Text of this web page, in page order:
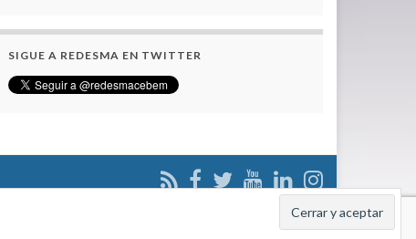
SIGUE A REDESMA EN TWITTER